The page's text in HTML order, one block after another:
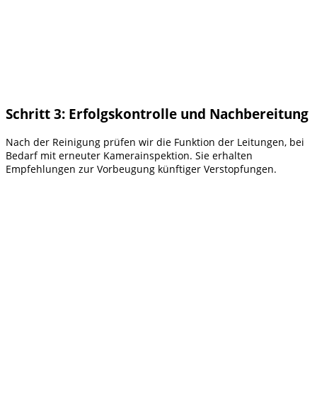
Schritt 3: Erfolgskontrolle und Nachbereitung
Nach der Reinigung prüfen wir die Funktion der Leitungen, bei
Bedarf mit erneuter Kamerainspektion. Sie erhalten
Empfehlungen zur Vorbeugung künftiger Verstopfungen.